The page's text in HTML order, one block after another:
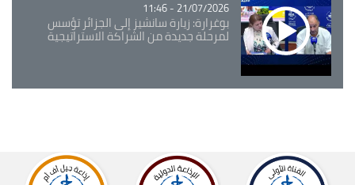
21/07/2026 - 11:46
بوغرارة: زيارة سانشيز إلى الجزائر تؤسس
لمرحلة جديدة من الشراكة الاستراتيجية